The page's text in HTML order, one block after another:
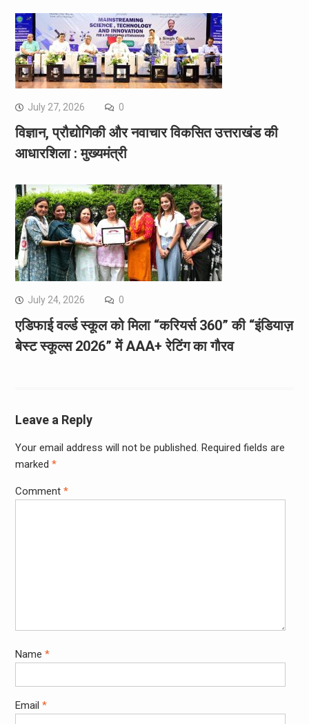
July 27, 2026 0
विज्ञान, प्रौद्योगिकी और नवाचार विकसित उत्तराखंड की
आधारशिला : मुख्यमंत्री
July 24, 2026 0
एडिफाई वर्ल्ड स्कूल को मिला “करियर्स 360” की “इंडियाज़
बेस्ट स्कूल्स 2026” में AAA+ रेटिंग का गौरव
Leave a Reply
Your email address will not be published. Required fields are
marked *
Comment *
Name *
Email *